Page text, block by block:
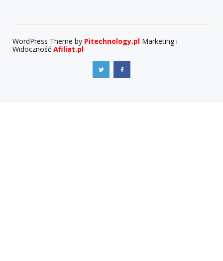
WordPress Theme by Pitechnology.pl Marketing i
Widoczność Afiliat.pl